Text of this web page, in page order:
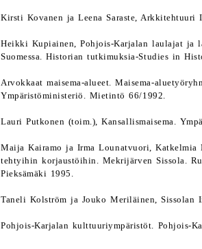
Kirsti Kovanen ja Leena Saraste, Arkkitehtuuri
Heikki Kupiainen, Pohjois-Karjalan laulajat ja
Suomessa. Historian tutkimuksia-Studies in
Arvokkaat maisema-alueet. Maisema-
Ympäristöministeriö. Mietintö 66/1992.
Lauri Putkonen (toim.), Kansallismaisema.
Maija Kairamo ja Irma Lounatvuori, Katkelmia
tehtyihin korjaustöihin. Mekrijärven Sissola.
Pieksämäki 1995.
Taneli Kolström ja Jouko Meriläinen,
Pohjois-Karjalan kulttuuriympäristöt. Pohjois-